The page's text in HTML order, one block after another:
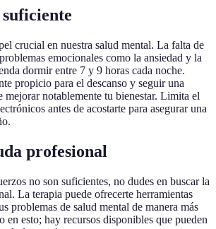
crucial en nuestra salud mental. La falta de
emocionales como la ansiedad y la
dormir entre 7 y 9 horas cada noche.
propicio para el descanso y seguir una
mejorar notablemente tu bienestar. Limita el
antes de acostarte para asegurar una
profesional
no son suficientes, no dudes en buscar la
La terapia puede ofrecerte herramientas
problemas de salud mental de manera más
en esto; hay recursos disponibles que pueden